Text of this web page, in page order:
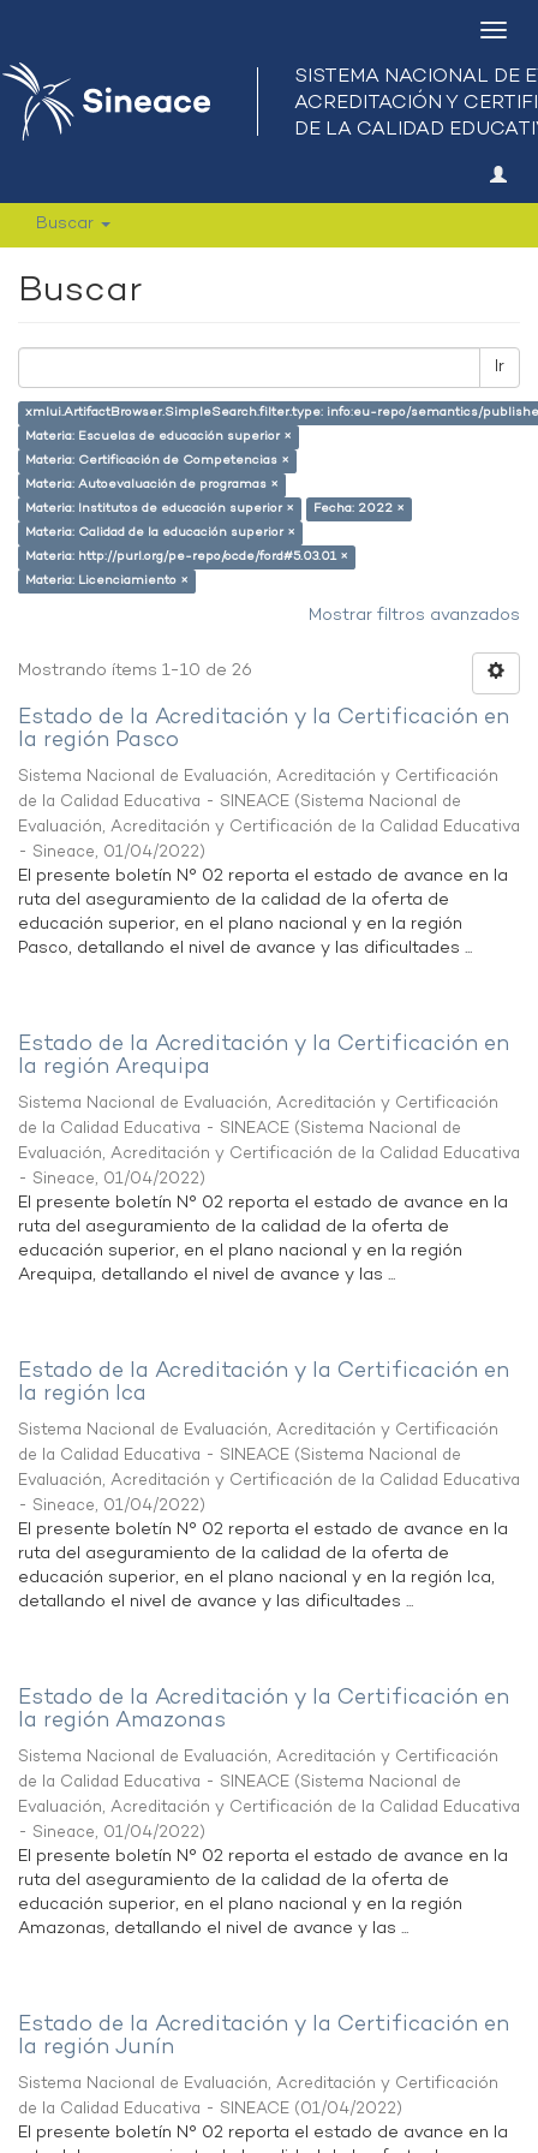
Buscar
Buscar
Ir
xmlui.ArtifactBrowser.SimpleSearch.filter.type: info:eu-repo/semantics/
Materia: Escuelas de educación superior ×
Materia: Certificación de Competencias ×
Materia: Autoevaluación de programas ×
Materia: Institutos de educación superior ×
Fecha: 2022 ×
Materia: Calidad de la educación superior ×
Materia: http://purl.org/pe-repo/ocde/ford#5.03.01 ×
Materia: Licenciamiento ×
Mostrar filtros avanzados
Mostrando ítems 1-10 de 26
Estado de la Acreditación y la Certificación en
la región Pasco
Sistema Nacional de Evaluación, Acreditación y Certificación
de la Calidad Educativa - SINEACE (Sistema Nacional de
Evaluación, Acreditación y Certificación de la Calidad Educativa
- Sineace, 01/04/2022)
El presente boletín N° 02 reporta el estado de avance en la
ruta del aseguramiento de la calidad de la oferta de
educación superior, en el plano nacional y en la región
Pasco, detallando el nivel de avance y las dificultades ...
Estado de la Acreditación y la Certificación en
la región Arequipa
Sistema Nacional de Evaluación, Acreditación y Certificación
de la Calidad Educativa - SINEACE (Sistema Nacional de
Evaluación, Acreditación y Certificación de la Calidad Educativa
- Sineace, 01/04/2022)
El presente boletín N° 02 reporta el estado de avance en la
ruta del aseguramiento de la calidad de la oferta de
educación superior, en el plano nacional y en la región
Arequipa, detallando el nivel de avance y las ...
Estado de la Acreditación y la Certificación en
la región Ica
Sistema Nacional de Evaluación, Acreditación y Certificación
de la Calidad Educativa - SINEACE (Sistema Nacional de
Evaluación, Acreditación y Certificación de la Calidad Educativa
- Sineace, 01/04/2022)
El presente boletín N° 02 reporta el estado de avance en la
ruta del aseguramiento de la calidad de la oferta de
educación superior, en el plano nacional y en la región Ica,
detallando el nivel de avance y las dificultades ...
Estado de la Acreditación y la Certificación en
la región Amazonas
Sistema Nacional de Evaluación, Acreditación y Certificación
de la Calidad Educativa - SINEACE (Sistema Nacional de
Evaluación, Acreditación y Certificación de la Calidad Educativa
- Sineace, 01/04/2022)
El presente boletín N° 02 reporta el estado de avance en la
ruta del aseguramiento de la calidad de la oferta de
educación superior, en el plano nacional y en la región
Amazonas, detallando el nivel de avance y las ...
Estado de la Acreditación y la Certificación en
la región Junín
Sistema Nacional de Evaluación, Acreditación y Certificación
de la Calidad Educativa - SINEACE (01/04/2022)
El presente boletín N° 02 reporta el estado de avance en la